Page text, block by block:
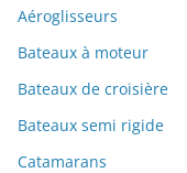
Aéroglisseurs
Bateaux à moteur
Bateaux de croisière
Bateaux semi rigide
Catamarans